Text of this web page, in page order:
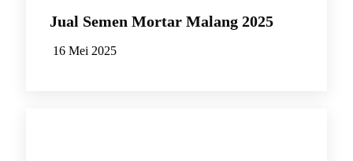
Jual Semen Mortar Malang 2025
16 Mei 2025